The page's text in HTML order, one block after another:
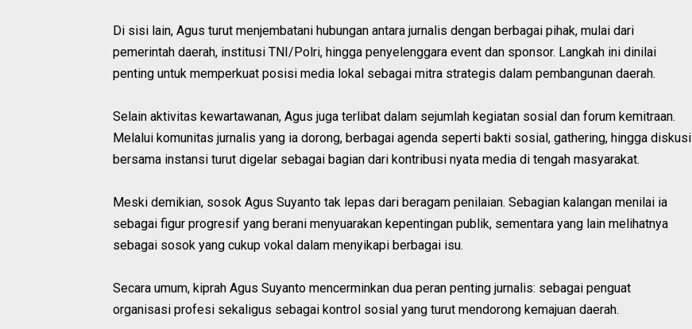
Di sisi lain, Agus turut menjembatani hubungan antara jurnalis dengan berbagai pihak, mulai dari
pemerintah daerah, institusi TNI/Polri, hingga penyelenggara event dan sponsor. Langkah ini dinilai
penting untuk memperkuat posisi media lokal sebagai mitra strategis dalam pembangunan daerah.
Selain aktivitas kewartawanan, Agus juga terlibat dalam sejumlah kegiatan sosial dan forum kemitraan.
Melalui komunitas jurnalis yang ia dorong, berbagai agenda seperti bakti sosial, gathering, hingga diskusi
bersama instansi turut digelar sebagai bagian dari kontribusi nyata media di tengah masyarakat.
Meski demikian, sosok Agus Suyanto tak lepas dari beragam penilaian. Sebagian kalangan menilai ia
sebagai figur progresif yang berani menyuarakan kepentingan publik, sementara yang lain melihatnya
sebagai sosok yang cukup vokal dalam menyikapi berbagai isu.
Secara umum, kiprah Agus Suyanto mencerminkan dua peran penting jurnalis: sebagai penguat
organisasi profesi sekaligus sebagai kontrol sosial yang turut mendorong kemajuan daerah.